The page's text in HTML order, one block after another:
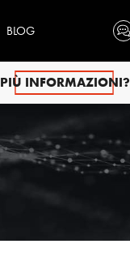
BLOG
PIÙ INFORMAZIONI?